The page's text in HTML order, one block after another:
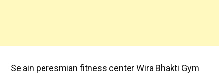
Selain peresmian fitness center Wira Bhakti Gym